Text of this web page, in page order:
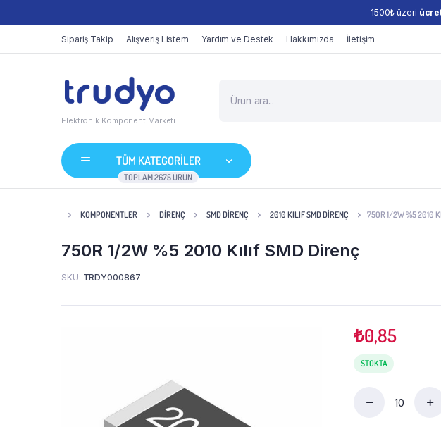
1500₺ üzeri
Sipariş Takip Alışveriş Listem Yardım ve Destek Hakkımızda İletişim
Elektronik Komponent Marketi
TÜM KATEGORİLER
TOPLAM 2675 ÜRÜN
KOMPONENTLER DIRENÇ SMD DIRENÇ 2010 KILIF SMD DIRENÇ 750R 1/2W %5 2010
750R 1/2W %5 2010 Kılıf SMD Direnç
SKU: TRDY000867
₺0,85
STOKTA